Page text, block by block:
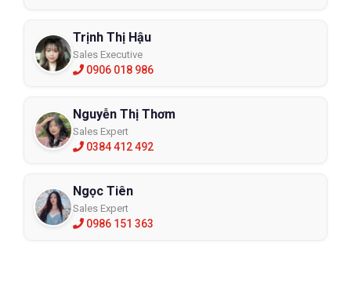
Trịnh Thị Hậu
Sales Executive
0906 018 986
Nguyễn Thị Thơm
Sales Expert
0384 412 492
Ngọc Tiên
Sales Expert
0986 151 363